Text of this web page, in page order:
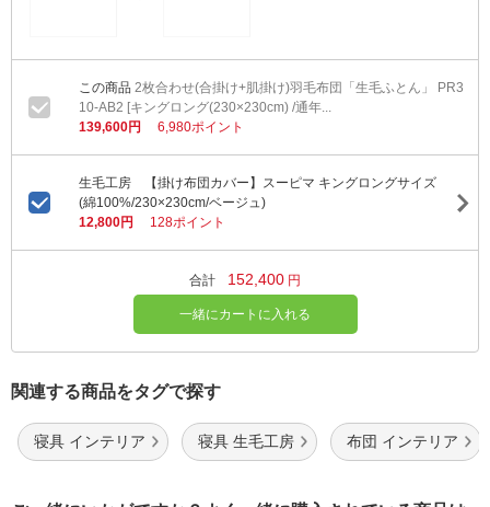
2枚合わせ(合掛け+肌掛け)羽毛布団「生毛ふとん」 PR3
10-AB2 [キングロング(230×230cm) /通年...
139,600円
6,980ポイント
生毛工房 【掛け布団カバー】スーピマ キングロングサイズ
(綿100%/230×230cm/ベージュ)
12,800円
128ポイント
合計 152,400 円
一緒にカートに入れる
関連する商品をタグで探す
寝具 インテリア 寝具 生毛工房 布団 インテリア